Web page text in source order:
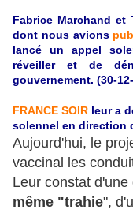
Fabrice Marchand et
dont nous avions
lancé un appel
réveiller et de
gouvernement. (30-
FRANCE SOIR leur a
solennel en direction
Aujourd'hui, le
vaccinal les
Leur constat d'une
même "trahie",